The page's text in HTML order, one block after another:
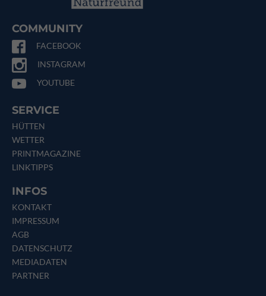
COMMUNITY
FACEBOOK
INSTAGRAM
YOUTUBE
SERVICE
HÜTTEN
WETTER
PRINTMAGAZINE
LINKTIPPS
INFOS
KONTAKT
IMPRESSUM
AGB
DATENSCHUTZ
MEDIADATEN
PARTNER